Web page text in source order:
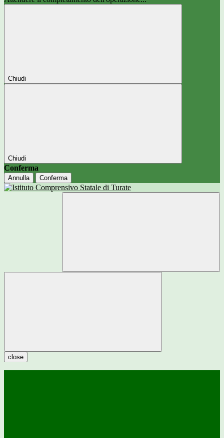
Chiudi
Chiudi
Conferma
Annulla Conferma
close